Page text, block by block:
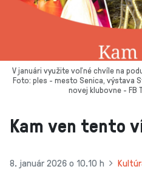
Kam ven tento
8. január 2026 o 10.10 h
V januári využite voľné chvíle na
Foto: ples - mesto Senica, výstava
novej klubovne - FB